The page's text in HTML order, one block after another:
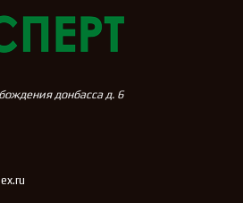
донбасса д. 6